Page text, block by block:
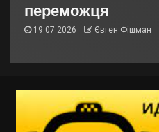
переможця
19.07.2026 Євген Фішман